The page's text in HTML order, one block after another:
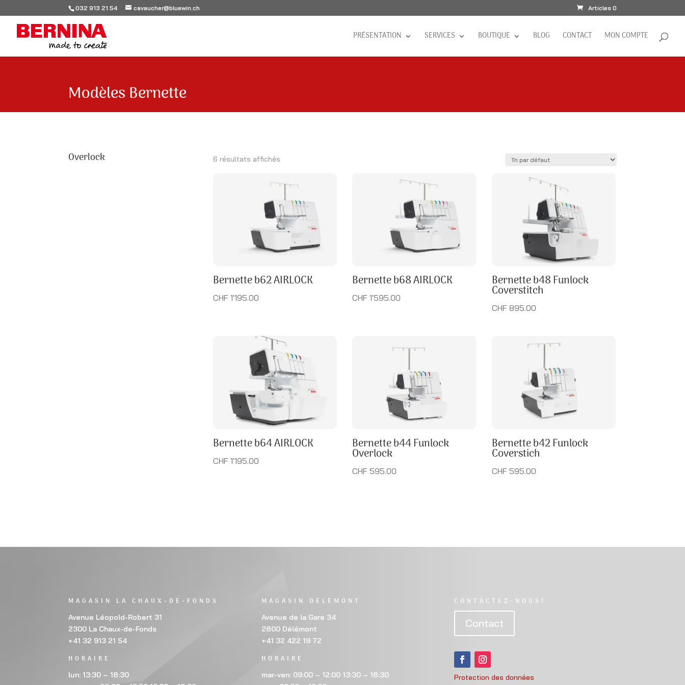
032 913 21 54 cavaucher@bluewin.ch Articles 0
PRÉSENTATION SERVICES BOUTIQUE BLOG CONTACT MON COMPTE
Modèles Bernette
Overlock 6 résultats affichés
Bernette b62 AIRLOCK
CHF 1'195.00
Bernette b68 AIRLOCK
CHF 1'595.00
Bernette b48 Funlock
Coverstitch
CHF 895.00
Bernette b64 AIRLOCK
CHF 1'195.00
Bernette b44 Funlock
Overlock
CHF 595.00
Bernette b42 Funlock
Coverstich
CHF 595.00
MAGASIN LA CHAUX-DE-FONDS
Avenue Léopold-Robert 31
2300 La Chaux-de-Fonds
+41 32 913 21 54
HORAIRE
lun: 13:30 – 18:30
MAGASIN DÉLÉMONT
Avenue de la Gare 34
2800 Délémont
+41 32 422 19 72
HORAIRE
mar-ven: 09:00 – 12:00 13:30 – 18:30
CONTACTEZ-NOUS!
Contact
Protection des données